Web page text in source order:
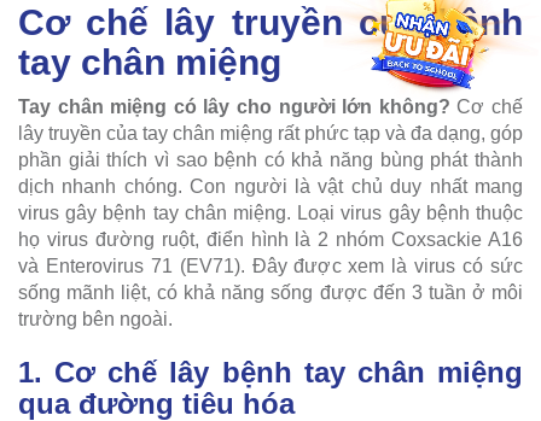
Cơ chế lây truyền của bệnh
tay chân miệng
Tay chân miệng có lây cho người lớn không? Cơ chế
lây truyền của tay chân miệng rất phức tạp và đa dạng, góp
phần giải thích vì sao bệnh có khả năng bùng phát thành
dịch nhanh chóng. Con người là vật chủ duy nhất mang
virus gây bệnh tay chân miệng. Loại virus gây bệnh thuộc
họ virus đường ruột, điển hình là 2 nhóm Coxsackie A16
và Enterovirus 71 (EV71). Đây được xem là virus có sức
sống mãnh liệt, có khả năng sống được đến 3 tuần ở môi
trường bên ngoài.
1. Cơ chế lây bệnh tay chân miệng
qua đường tiêu hóa